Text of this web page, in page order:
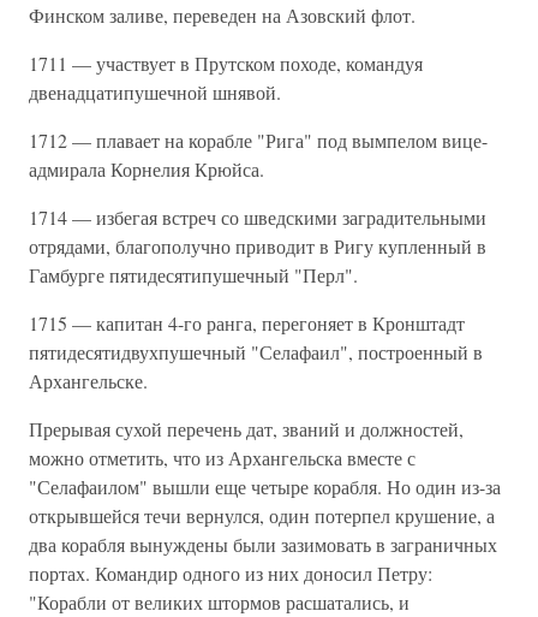
Финском заливе, переведен на Азовский флот.
1711 — участвует в Прутском походе, командуя
двенадцатипушечной шнявой.
1712 — плавает на корабле "Рига" под вымпелом вице-
адмирала Корнелия Крюйса.
1714 — избегая встреч со шведскими заградительными
отрядами, благополучно приводит в Ригу купленный в
Гамбурге пятидесятипушечный "Перл".
1715 — капитан 4-го ранга, перегоняет в Кронштадт
пятидесятидвухпушечный "Селафаил", построенный в
Архангельске.
Прерывая сухой перечень дат, званий и должностей,
можно отметить, что из Архангельска вместе с
"Селафаилом" вышли еще четыре корабля. Но один из-за
открывшейся течи вернулся, один потерпел крушение, а
два корабля вынуждены были зазимовать в заграничных
портах. Командир одного из них доносил Петру:
"Корабли от великих штормов расшатались, и